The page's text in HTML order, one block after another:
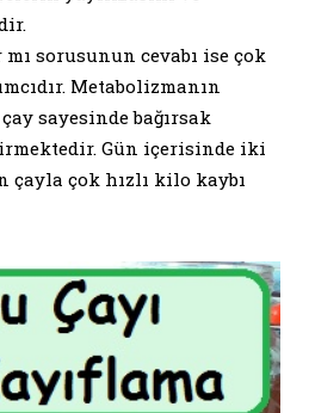
mı sorusunun cevabı ise çok
Metabolizmanın
sayesinde bağırsak
Gün içerisinde iki
çok hızlı kilo kaybı